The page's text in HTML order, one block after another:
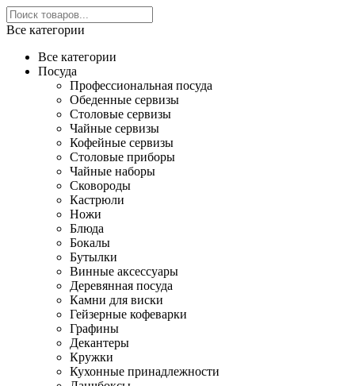
Все категории
Все категории
Посуда
Профессиональная посуда
Обеденные сервизы
Столовые сервизы
Чайные сервизы
Кофейные сервизы
Столовые приборы
Чайные наборы
Сковороды
Кастрюли
Ножи
Блюда
Бокалы
Бутылки
Винные аксессуары
Деревянная посуда
Камни для виски
Гейзерные кофеварки
Графины
Декантеры
Кружки
Кухонные принадлежности